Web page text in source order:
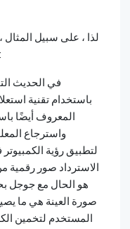
لذا ، على سبيل
أعلاه ، فسوف يعيد المحرك شيئًا كهذا:
في الحديث
باستخدام تقنية
الاسترداد صور رقمية
هو الحال مع جوجل
صورة العينة هي ما
المستخدم لتخمين